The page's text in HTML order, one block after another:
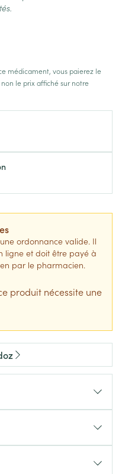
médicament, vous paierez le
le prix affiché sur notre
ordonnance valide. Il
ligne et doit être payé à
par le pharmacien.
produit nécessite une